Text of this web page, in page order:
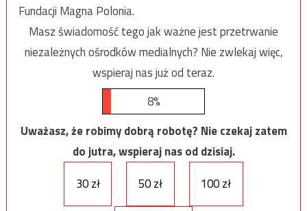
Fundacji Magna Polonia.
Masz świadomość tego jak ważne jest przetrwanie
niezależnych ośrodków medialnych? Nie zwlekaj więc,
wspieraj nas już od teraz.
8%
Uważasz, że robimy dobrą robotę? Nie czekaj zatem
do jutra, wspieraj nas od dzisiaj.
30 zł
50 zł 100 zł